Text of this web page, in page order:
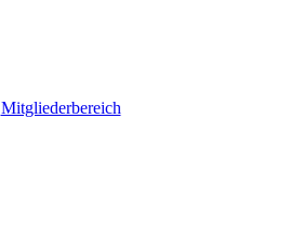
Mitgliederbereich